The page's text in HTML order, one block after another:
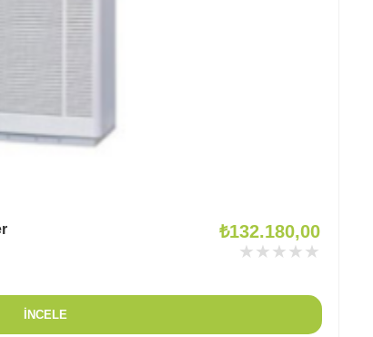
₺132.180,00
★★★★★
İNCELE